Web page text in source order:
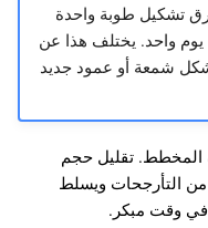
تشكيل طوبة واحدة
واحد. يختلف هذا عن
شمعة أو عمود جديد
المخطط. تقليل حجم
من التأرجحات ويسلط
في وقت مبكر.